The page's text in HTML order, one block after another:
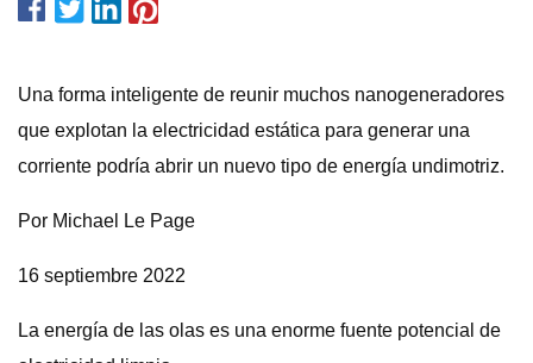
Una forma inteligente de reunir muchos nanogeneradores
que explotan la electricidad estática para generar una
corriente podría abrir un nuevo tipo de energía undimotriz.
Por Michael Le Page
16 septiembre 2022
La energía de las olas es una enorme fuente potencial de